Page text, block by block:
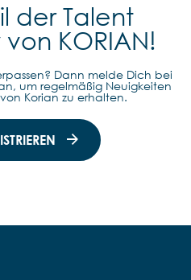
der Talent
KORIAN!
Dann melde Dich bei
um regelmäßig Neuigkeiten
Korian zu erhalten.